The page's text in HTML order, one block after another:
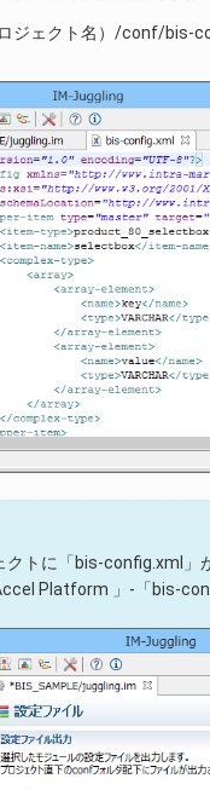
ジェクト名）/conf/bis-
トに「bis-config.xml」
Platform 」-「bis-